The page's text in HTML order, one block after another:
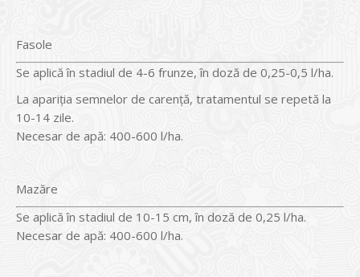
Fasole
Se aplică în stadiul de 4-6 frunze, în doză de 0,25-0,5 l/ha.
La apariţia semnelor de carenţă, tratamentul se repetă la
10-14 zile.
Necesar de apă: 400-600 l/ha.
Mazăre
Se aplică în stadiul de 10-15 cm, în doză de 0,25 l/ha.
Necesar de apă: 400-600 l/ha.